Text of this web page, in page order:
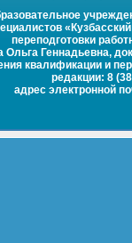
переподготовки
Геннадьевна,
квалификации и
редакции: 8
адрес электронной